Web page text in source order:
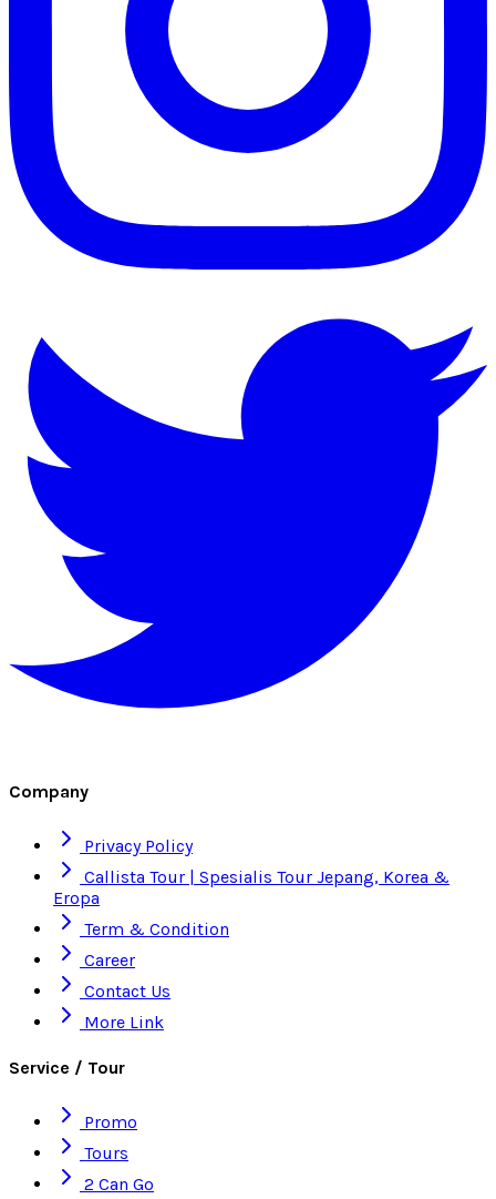
Company
Privacy Policy
Callista Tour | Spesialis Tour Jepang, Korea &
Eropa
Term & Condition
Career
Contact Us
More Link
Service / Tour
Promo
Tours
2 Can Go